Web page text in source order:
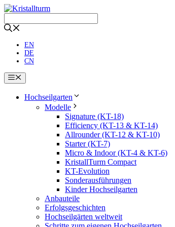
Zum
springen
EN
DE
CN
Menü
Hochseilgarten
Modelle
Signature (KT-18)
Efficiency (KT-13 & KT-14)
Allrounder (KT-12 & KT-10)
Starter (KT-7)
Micro & Indoor (KT-4 & KT-6)
KristallTurm Compact
KT-Evolution
Sonderausführungen
Kinder Hochseilgarten
Anbauteile
Erfolgsgeschichten
Hochseilgärten weltweit